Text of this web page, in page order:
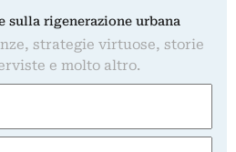
sulla rigenerazione urbana
strategie virtuose, storie
e molto altro.